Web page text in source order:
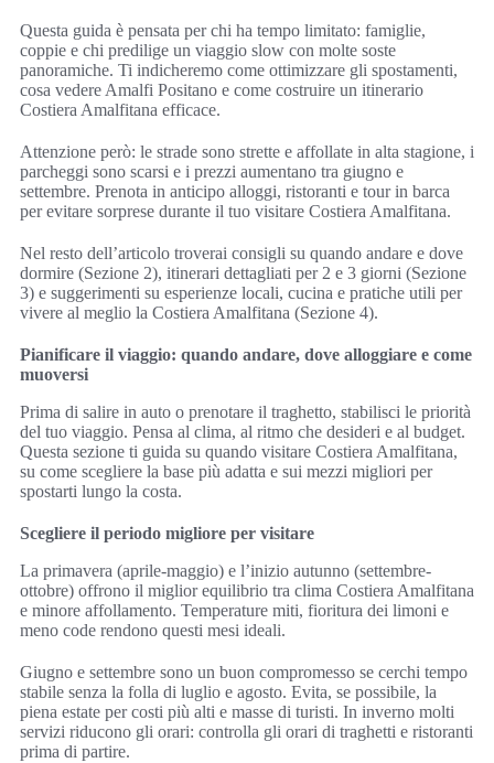
Questa guida è pensata per chi ha tempo limitato: famiglie,
coppie e chi predilige un viaggio slow con molte soste
panoramiche. Ti indicheremo come ottimizzare gli spostamenti,
cosa vedere Amalfi Positano e come costruire un itinerario
Costiera Amalfitana efficace.
Attenzione però: le strade sono strette e affollate in alta stagione, i
parcheggi sono scarsi e i prezzi aumentano tra giugno e
settembre. Prenota in anticipo alloggi, ristoranti e tour in barca
per evitare sorprese durante il tuo visitare Costiera Amalfitana.
Nel resto dell’articolo troverai consigli su quando andare e dove
dormire (Sezione 2), itinerari dettagliati per 2 e 3 giorni (Sezione
3) e suggerimenti su esperienze locali, cucina e pratiche utili per
vivere al meglio la Costiera Amalfitana (Sezione 4).
Pianificare il viaggio: quando andare, dove alloggiare e come
muoversi
Prima di salire in auto o prenotare il traghetto, stabilisci le priorità
del tuo viaggio. Pensa al clima, al ritmo che desideri e al budget.
Questa sezione ti guida su quando visitare Costiera Amalfitana,
su come scegliere la base più adatta e sui mezzi migliori per
spostarti lungo la costa.
Scegliere il periodo migliore per visitare
La primavera (aprile-maggio) e l’inizio autunno (settembre-
ottobre) offrono il miglior equilibrio tra clima Costiera Amalfitana
e minore affollamento. Temperature miti, fioritura dei limoni e
meno code rendono questi mesi ideali.
Giugno e settembre sono un buon compromesso se cerchi tempo
stabile senza la folla di luglio e agosto. Evita, se possibile, la
piena estate per costi più alti e masse di turisti. In inverno molti
servizi riducono gli orari: controlla gli orari di traghetti e ristoranti
prima di partire.